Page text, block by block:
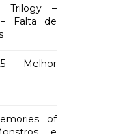
Trilogy –
Falta de
- Melhor
of